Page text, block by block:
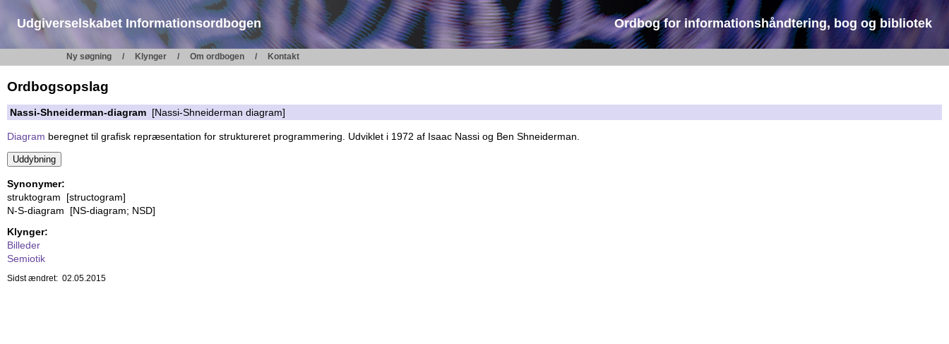
Udgiverselskabet Informationsordbogen Ordbog for informationshåndtering, bog og bibliotek
Ny søgning Klynger Om ordbogen Kontakt
Ordbogsopslag
Nassi-Shneiderman-diagram [Nassi-Shneiderman diagram]
Diagram beregnet til grafisk repræsentation for struktureret programmering. Udviklet i 1972 af Isaac Nassi og Ben Shneiderman.
Synonymer:
struktogram [structogram]
N-S-diagram [NS-diagram; NSD]
Klynger:
Billeder
Semiotik
Sidst ændret: 02.05.2015